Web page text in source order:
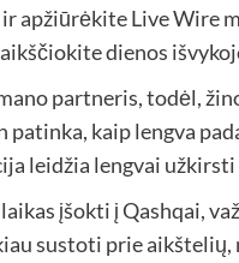
apžiūrėkite Live Wire
dienos
partneris, todėl,
kaip lengva
leidžia lengvai
įšokti į Qashqai,
sustoti prie